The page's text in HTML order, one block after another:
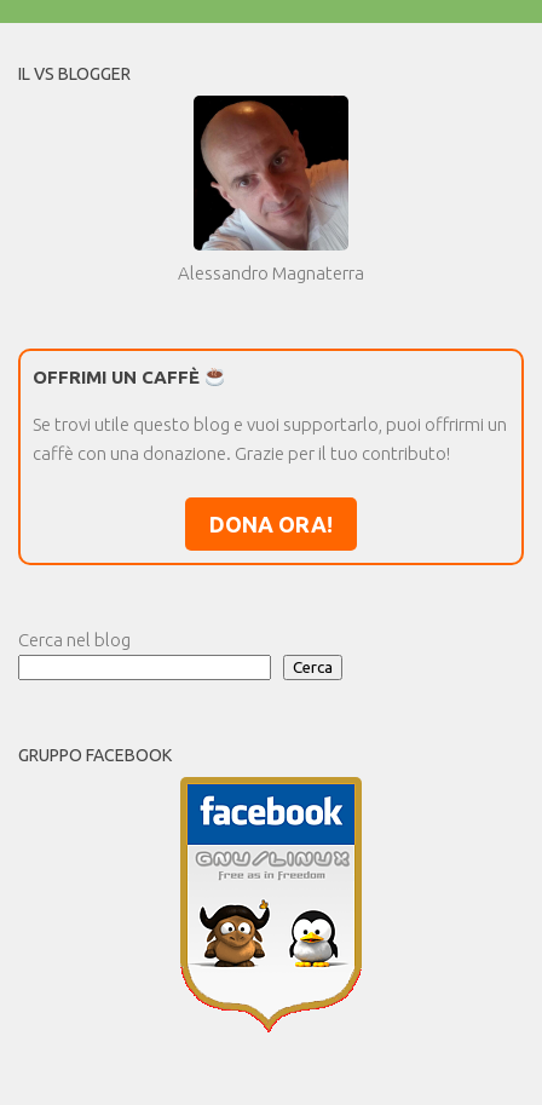
IL VS BLOGGER
Alessandro Magnaterra
OFFRIMI UN CAFFÈ
Se trovi utile questo blog e vuoi supportarlo, puoi offrirmi un
caffè con una donazione. Grazie per il tuo contributo!
DONA ORA!
Cerca nel blog
Cerca
GRUPPO FACEBOOK